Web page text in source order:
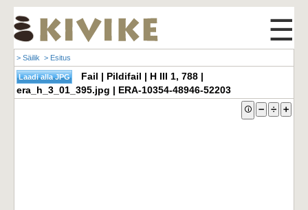
☰
> Säilik > Esitus
Fail | Pildifail | H III 1, 788 |
era_h_3_01_395.jpg | ERA-10354-48946-52203